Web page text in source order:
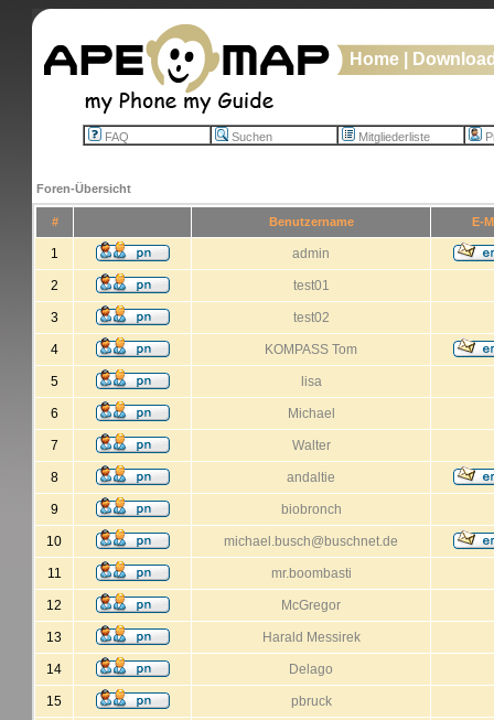
Home
FAQ Suchen Mitgliederliste
Foren-Übersicht
# Benutzername E-
1 admin
2 test01
3 test02
4 KOMPASS Tom
5 lisa
6 Michael
7 Walter
8 andaltie
9 biobronch
10 michael.busch@buschnet.de
11 mr.boombasti
12 McGregor
13 Harald Messirek
14 Delago
15 pbruck